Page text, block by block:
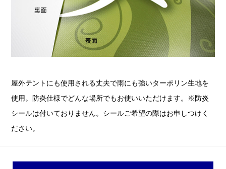
屋外テントにも使用される丈夫で雨にも強いターポリン生地を
使用。防炎仕様でどんな場所でもお使いいただけます。※防炎
シールは付いておりません。シールご希望の際はお申しつけく
ださい。